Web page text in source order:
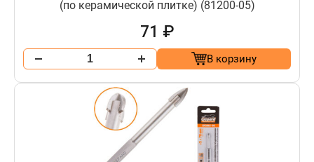
(по керамической плитке) (81200-05)
71 ₽
В корзину